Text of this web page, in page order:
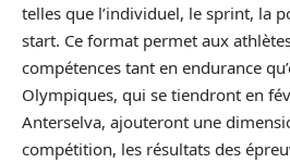
telles que l’individuel, le sprint, la
start. Ce format permet aux
compétences tant en endurance
Olympiques, qui se tiendront en
Anterselva, ajouteront une
compétition, les résultats des